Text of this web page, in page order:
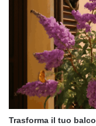
Trasforma il tuo